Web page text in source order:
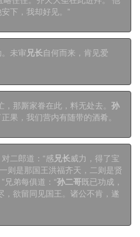
下，我却好见。”
未审 兄长自何而来，肯见爱
那厮家眷在此，料无处去。 孙
果，我们营内有随带的酒肴。
二郎道：“感 兄长威力，得了宝
则是那国王洪福齐天，二则是贤
兄弟每俱道：“孙二哥既已功成，
，欲留同见国王。诸公不肯，遂